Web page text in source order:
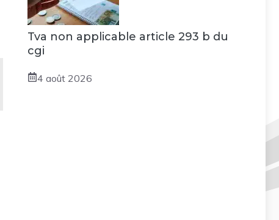
Tva non applicable article 293 b du
cgi
4 août 2026